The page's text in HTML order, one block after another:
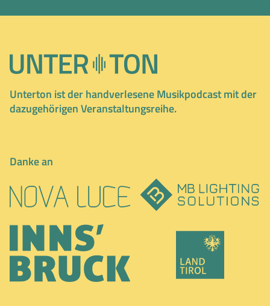
Unterton ist der handverlesene Musikpodcast mit der
dazugehörigen Veranstaltungsreihe.
Danke an